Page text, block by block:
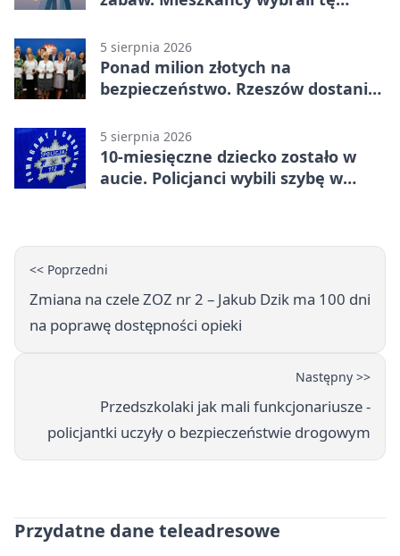
5 sierpnia 2026
Ponad milion złotych na
bezpieczeństwo. Rzeszów dostanie
5 sierpnia 2026
10-miesięczne dziecko zostało w
aucie. Policjanci wybili szybę w
<< Poprzedni
Zmiana na czele ZOZ nr 2 – Jakub Dzik ma 100 dni
na poprawę dostępności opieki
Następny >>
Przedszkolaki jak mali funkcjonariusze -
policjantki uczyły o bezpieczeństwie drogowym
Przydatne dane teleadresowe